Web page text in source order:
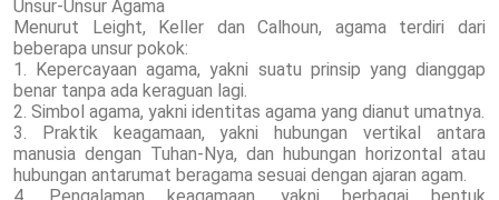
Unsur-Unsur Agama
Menurut Leight, Keller dan Calhoun, agama terdiri dari
beberapa unsur pokok:
1. Kepercayaan agama, yakni suatu prinsip yang dianggap
benar tanpa ada keraguan lagi.
2. Simbol agama, yakni identitas agama yang dianut umatnya.
3. Praktik keagamaan, yakni hubungan vertikal antara
manusia dengan Tuhan-Nya, dan hubungan horizontal atau
hubungan antarumat beragama sesuai dengan ajaran agam.